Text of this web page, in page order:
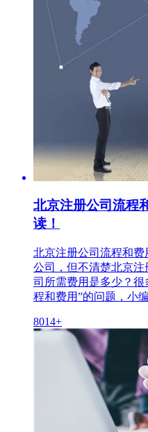
北京注册公司流程
读！
北京注册公司流程和
公司，但不清楚北京
司所需费用是多少？
程和费用”的问题，小
8014+